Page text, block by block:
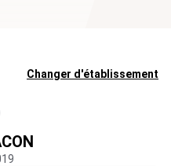
Changer d'établissement